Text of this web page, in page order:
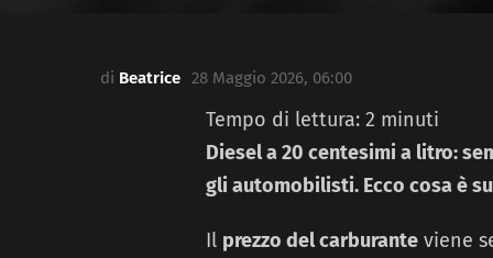
di Beatrice 28 Maggio 2026, 06:00
Tempo di lettura: 2 minuti
Diesel a 20 centesimi a litro:
gli automobilisti. Ecco cosa è
Il prezzo del carburante viene